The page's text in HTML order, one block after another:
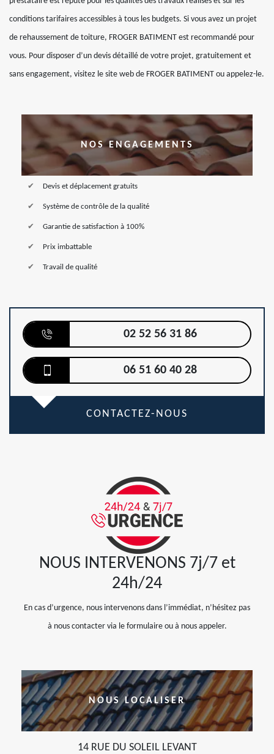
conditions tarifaires accessibles à tous les budgets. Si vous avez un projet
de rehaussement de toiture, FROGER BATIMENT est recommandé pour
vous. Pour disposer d’un devis détaillé de votre projet, gratuitement et
sans engagement, visitez le site web de FROGER BATIMENT ou appelez-le.
NOS ENGAGEMENTS
Devis et déplacement gratuits
Système de contrôle de la qualité
Garantie de satisfaction à 100%
Prix imbattable
Travail de qualité
02 52 56 31 86
06 51 60 40 28
CONTACTEZ-NOUS
NOUS INTERVENONS 7j/7 et
24h/24
En cas d’urgence, nous intervenons dans l’immédiat, n’hésitez pas
à nous contacter via le formulaire ou à nous appeler.
NOUS LOCALISER
14 RUE DU SOLEIL LEVANT